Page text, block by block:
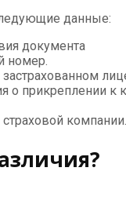
данные:
документа
номер.
о прикреплении к
компании.